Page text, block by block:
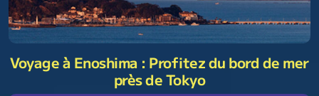
Voyage à Enoshima : Profitez du bord de mer
près de Tokyo